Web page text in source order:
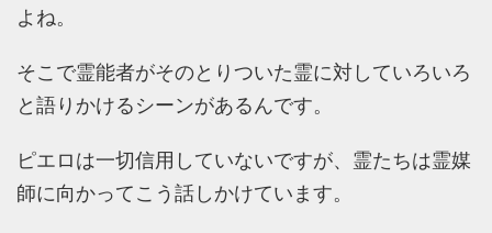
よね。
そこで霊能者がそのとりついた霊に対していろいろ
と語りかけるシーンがあるんです。
ピエロは一切信用していないですが、霊たちは霊媒
師に向かってこう話しかけています。